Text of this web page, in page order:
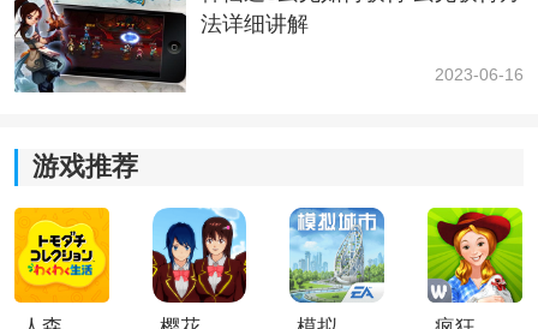
非常契合这支综合能力十分出色的队伍。
神仙道3不死凤凰技能解析
度越高角色基础强度就越高，可以说是术士类角色中的
天花板，术士就是治疗类型的角色，今天就带大家看看
神仙道3不死凤凰技能强度怎么样。不死凤凰的技能效果
主要3个功能，全体减益加减疗，还有复活治疗效果，是
术士中功能最齐全的角色之一。
法详细讲解
2023-06-16
游戏推荐